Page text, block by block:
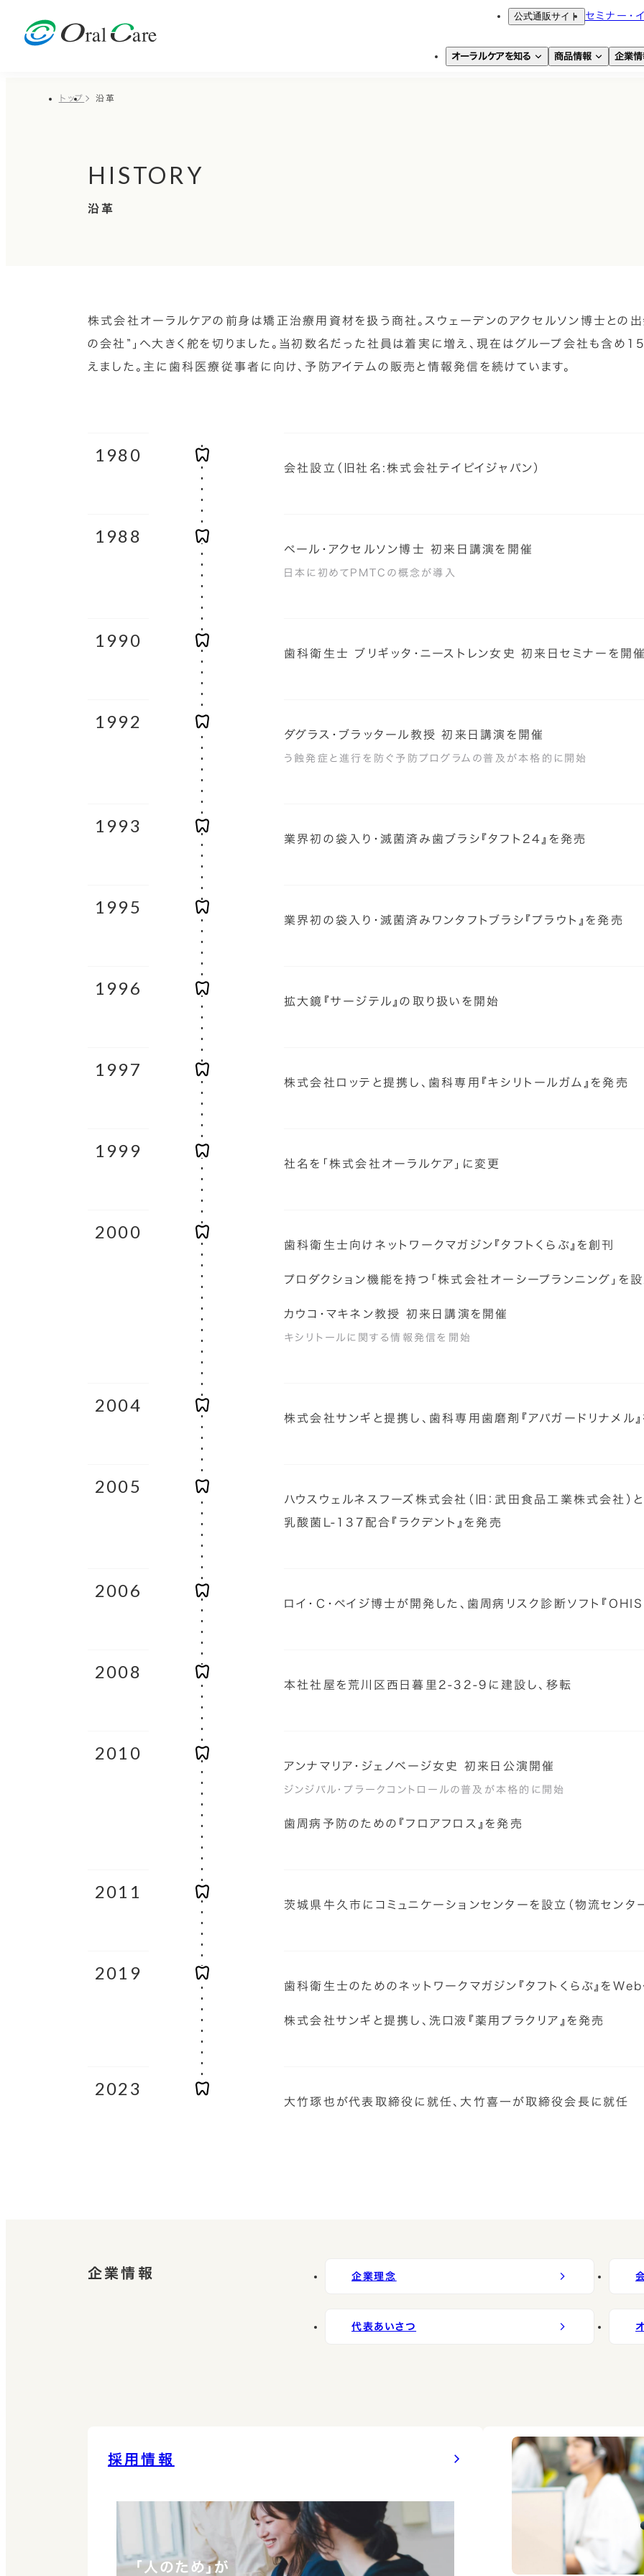
公式通販サイト セミナー・
オーラルケアを知る 商品情報 企業
トップ 沿革
HISTORY
沿革
株式会社オーラルケアの前身は矯正治療用資材を扱う商社。スウェーデンのアクセルソン博士との
の会社”」へ大きく舵を切りました。当初数名だった社員は着実に増え、現在はグループ会社も含め
えました。主に歯科医療従事者に向け、予防アイテムの販売と情報発信を続けています。
1980
会社設立（旧社名:株式会社テイピイジャパン）
1988
ペール・アクセルソン博士 初来日講演を開催
日本に初めてPMTCの概念が導入
1990
歯科衛生士 ブリギッタ・ニーストレン女史 初来日セミナーを開
1992
ダグラス・ブラッタール教授 初来日講演を開催
う蝕発症と進行を防ぐ予防プログラムの普及が本格的に開始
1993
業界初の袋入り・滅菌済み歯ブラシ『タフト24』を発売
1995
業界初の袋入り・滅菌済みワンタフトブラシ『プラウト』を発売
1996
拡大鏡『サージテル』の取り扱いを開始
1997
株式会社ロッテと提携し、歯科専用『キシリトールガム』を発売
1999
社名を「株式会社オーラルケア」に変更
2000
歯科衛生士向けネットワークマガジン『タフトくらぶ』を創刊
プロダクション機能を持つ「株式会社オーシープランニング」を
カウコ・マキネン教授 初来日講演を開催
キシリトールに関する情報発信を開始
2004
株式会社サンギと提携し、歯科専用歯磨剤『アパガードリナメル
2005
ハウスウェルネスフーズ株式会社（旧：武田食品工業株式会社）
乳酸菌L-137配合『ラクデント』を発売
2006
ロイ・Ｃ・ペイジ博士が開発した、歯周病リスク診断ソフト『
2008
本社社屋を荒川区西日暮里2-32-9に建設し、移転
2010
アンナマリア・ジェノベージ女史 初来日公演開催
ジンジバル・プラークコントロールの普及が本格的に開始
歯周病予防のための『フロアフロス』を発売
2011
茨城県牛久市にコミュニケーションセンターを設立（物流センタ
2019
歯科衛生士のためのネットワークマガジン『タフトくらぶ』を
株式会社サンギと提携し、洗口液『薬用プラクリア』を発売
2023
大竹琢也が代表取締役に就任、大竹喜一が取締役会長に就任
企業情報 企業理念
代表あいさつ
採用情報
「人のため」が